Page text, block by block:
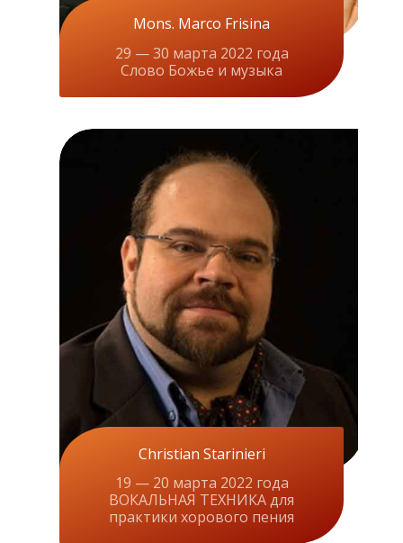
Mons. Marco Frisina
29 — 30 марта 2022 года
Слово Божье и музыка
Christian Starinieri
19 — 20 марта 2022 года
ВОКАЛЬНАЯ ТЕХНИКА для
практики хорового пения